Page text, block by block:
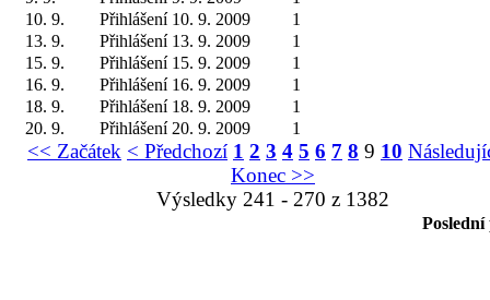
10. 9.
Přihlášení 10. 9. 2009
1
13. 9.
Přihlášení 13. 9. 2009
1
15. 9.
Přihlášení 15. 9. 2009
1
16. 9.
Přihlášení 16. 9. 2009
1
18. 9.
Přihlášení 18. 9. 2009
1
20. 9.
Přihlášení 20. 9. 2009 1
<< Začátek < Předchozí 1 2 3 4 5 6 7 8 9 10
Konec >>
Výsledky 241 - 270 z 1382